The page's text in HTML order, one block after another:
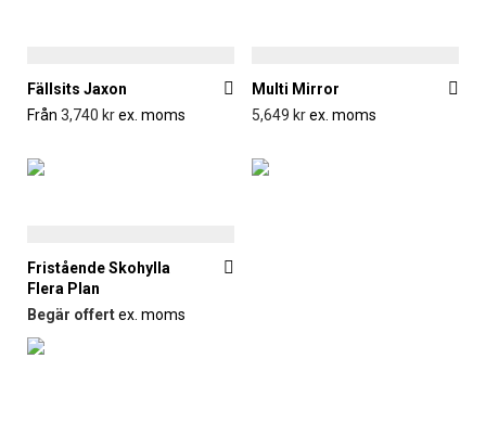
Fällsits Jaxon
Från 3,740 krex. moms
Multi Mirror
5,649 krex. moms
Fristående Skohylla
Flera Plan
Begär offertex. moms